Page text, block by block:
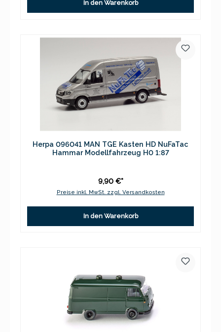
In den Warenkorb
Herpa 096041 MAN TGE Kasten HD NuFaTac
Hammar Modellfahrzeug H0 1:87
9,90 €*
Preise inkl. MwSt. zzgl. Versandkosten
In den Warenkorb